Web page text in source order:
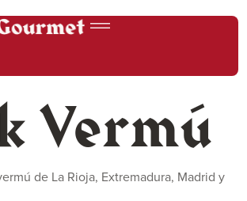
Vermú
de La Rioja, Extremadura, Madrid y